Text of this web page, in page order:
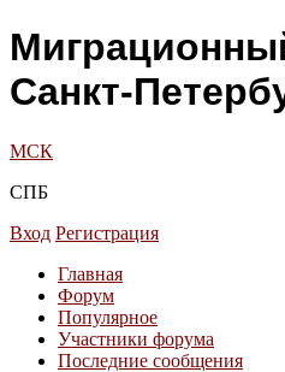
Санкт-
МСК
СПБ
Вход Регистрация
Главная
Форум
Популярное
Участники форума
Последние сообщения